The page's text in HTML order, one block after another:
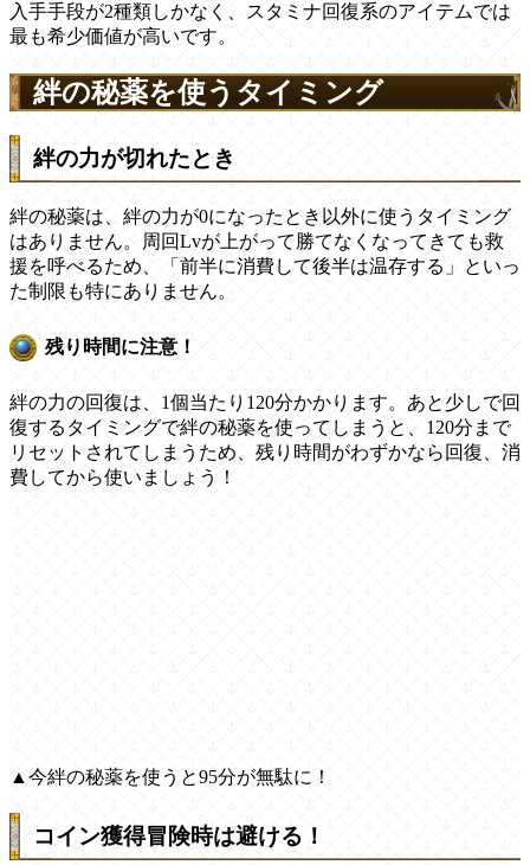
入手手段が2種類しかなく、スタミナ回復系のアイテムでは
最も希少価値が高いです。
絆の秘薬を使うタイミング
絆の力が切れたとき
絆の秘薬は、絆の力が0になったとき以外に使うタイミング
はありません。周回Lvが上がって勝てなくなってきても救
援を呼べるため、「前半に消費して後半は温存する」といっ
た制限も特にありません。
残り時間に注意！
絆の力の回復は、1個当たり120分かかります。あと少しで回
復するタイミングで絆の秘薬を使ってしまうと、120分まで
リセットされてしまうため、残り時間がわずかなら回復、消
費してから使いましょう！
▲今絆の秘薬を使うと95分が無駄に！
コイン獲得冒険時は避ける！